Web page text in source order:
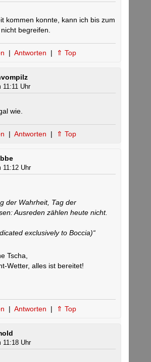
kommen konnte, kann ich bis zum
begreifen.
| Antworten | ⇑ Top
11:11 Uhr
wie.
| Antworten | ⇑ Top
11:12 Uhr
der Wahrheit, Tag der
Ausreden zählen heute nicht.
exclusively to Boccia)“
Tscha,
Wetter, alles ist bereitet!
| Antworten | ⇑ Top
11:18 Uhr